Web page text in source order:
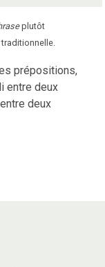
plutôt
prépositions,
entre deux
deux